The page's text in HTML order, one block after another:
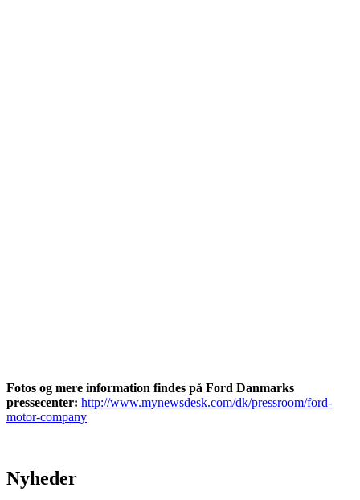
Fotos og mere information findes på Ford Danmarks
pressecenter: http://www.mynewsdesk.com/dk/pressroom/ford-
motor-company
Nyheder